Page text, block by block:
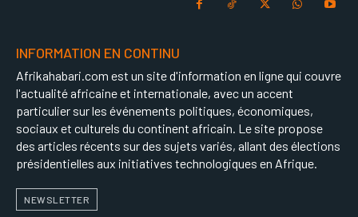
INFORMATION EN CONTINU
Afrikahabari.com est un site d'information en ligne qui couvre
l'actualité africaine et internationale, avec un accent
particulier sur les événements politiques, économiques,
sociaux et culturels du continent africain. Le site propose
des articles récents sur des sujets variés, allant des élections
présidentielles aux initiatives technologiques en Afrique.
NEWSLETTER